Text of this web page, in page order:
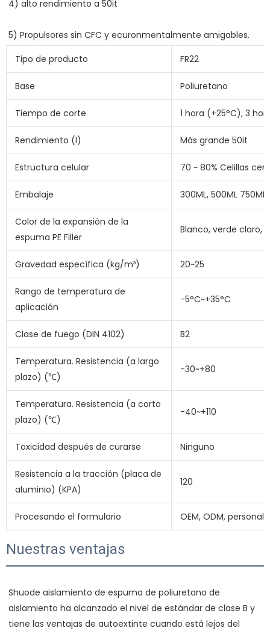
Tipo de producto
FR22
Base Poliuretano
Tiempo de corte 1 hora (+25°C), 3
Rendimiento (l) Más grande 50it
Estructura celular 70 ~ 80% Celillas
Embalaje 300ML, 500ML 750ML
Color de la expansión de la
espuma PE Filler
Blanco, verde claro,
Gravedad específica (kg/m³) 20~25
Rango de temperatura de
aplicación
-5°C~+35°C
Clase de fuego (DIN 4102) B2
Temperatura. Resistencia (a largo
plazo) (℃)
-30~+80
Temperatura. Resistencia (a corto
plazo) (℃)
-40~+110
Toxicidad después de curarse Ninguno
Resistencia a la tracción (placa de
aluminio) (KPA)
120
Procesando el formulario OEM, ODM,
Nuestras ventajas
Shuode aislamiento de espuma de poliuretano de
aislamiento ha alcanzado el nivel de estándar de clase B y
tiene las ventajas de autoextinte cuando está lejos del